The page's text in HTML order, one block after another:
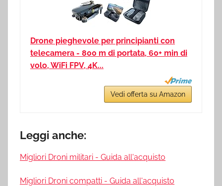
Drone pieghevole per principianti con
telecamera - 800 m di portata, 60+ min di
volo, WiFi FPV, 4K...
Vedi offerta su Amazon
Leggi anche:
Migliori Droni militari - Guida all'acquisto
Migliori Droni compatti - Guida all'acquisto